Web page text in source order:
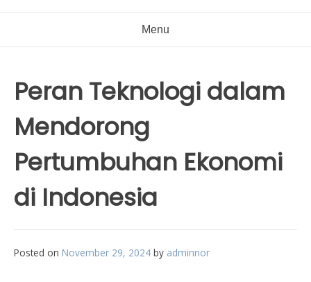
Menu
Peran Teknologi dalam
Mendorong
Pertumbuhan Ekonomi
di Indonesia
Posted on November 29, 2024 by adminnor